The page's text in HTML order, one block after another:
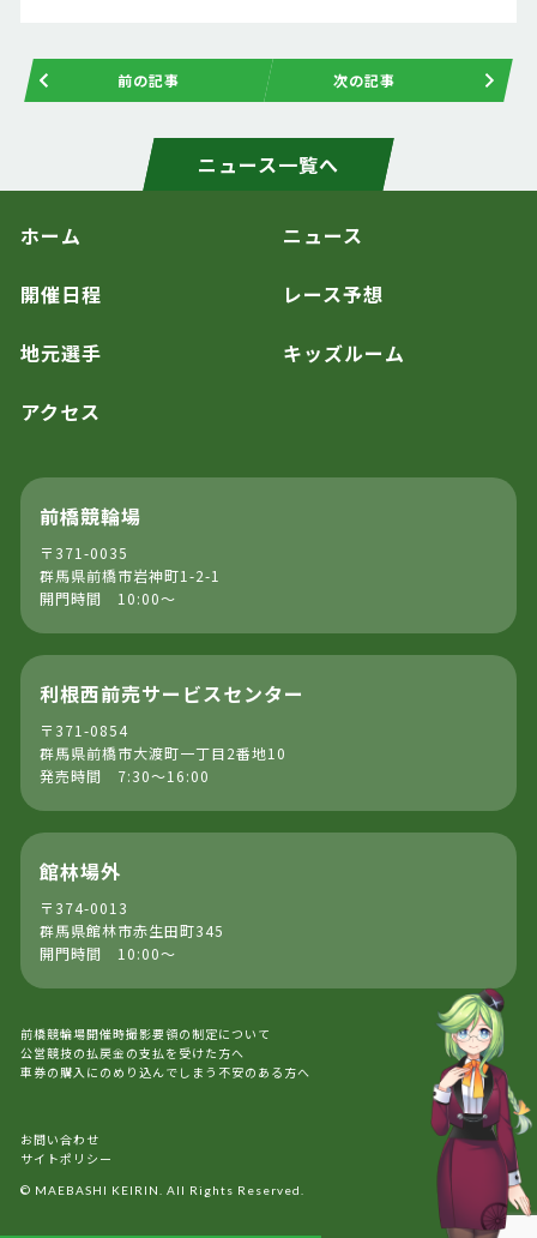
前の記事 次の記事
ニュース一覧へ
ホーム ニュース
開催日程 レース予想
地元選手 キッズルーム
アクセス
前橋競輪場
〒371-0035
群馬県前橋市岩神町1-2-1
開門時間 10:00～
利根西前売サービスセンター
〒371-0854
群馬県前橋市大渡町一丁目2番地10
発売時間 7:30～16:00
館林場外
〒374-0013
群馬県館林市赤生田町345
開門時間 10:00～
前橋競輪場開催時撮影要領の制定について
公営競技の払戻金の支払を受けた方へ
車券の購入にのめり込んでしまう不安のある方へ
お問い合わせ
サイトポリシー
© MAEBASHI KEIRIN. All Rights Reserved.